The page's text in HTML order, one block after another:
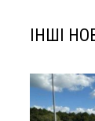
ІНШІ